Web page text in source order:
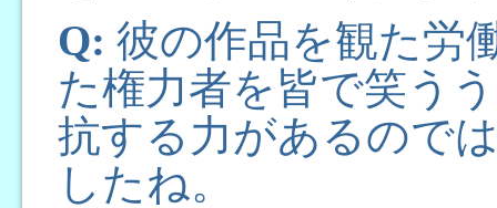
Q: 彼の作品を観た労
た権力者を皆で笑う
抗する力があるので
したね。